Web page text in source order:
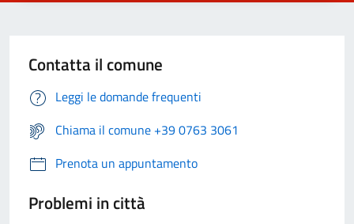
Contatta il comune
Leggi le domande frequenti
Chiama il comune +39 0763 3061
Prenota un appuntamento
Problemi in città